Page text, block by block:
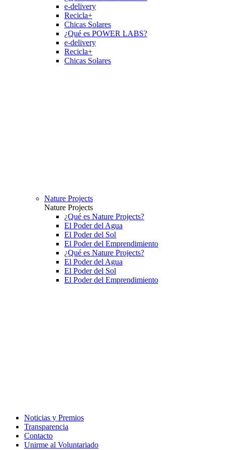
e-delivery
Recicla+
Chicas Solares
¿Qué es POWER LABS?
e-delivery
Recicla+
Chicas Solares
Nature Projects
Nature Projects
¿Qué es Nature Projects?
El Poder del Agua
El Poder del Sol
El Poder del Emprendimiento
¿Qué es Nature Projects?
El Poder del Agua
El Poder del Sol
El Poder del Emprendimiento
Noticias y Premios
Transparencia
Contacto
Unirme al Voluntariado